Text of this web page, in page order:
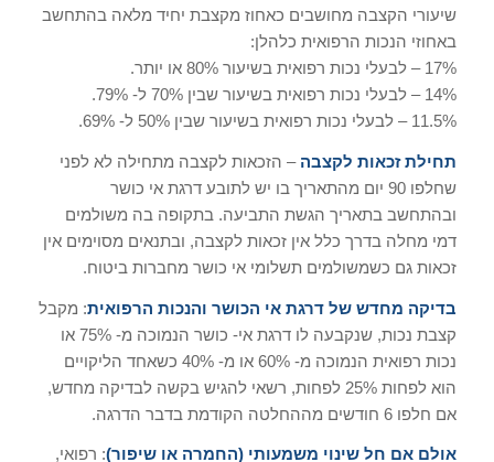
שיעורי הקצבה מחושבים כאחוז מקצבת יחיד מלאה בהתחשב
באחוזי הנכות הרפואית כלהלן:
17% – לבעלי נכות רפואית בשיעור 80% או יותר.
14% – לבעלי נכות רפואית בשיעור שבין 70% ל- 79%.
11.5% – לבעלי נכות רפואית בשיעור שבין 50% ל- 69%.
תחילת זכאות לקצבה – הזכאות לקצבה מתחילה לא לפני
שחלפו 90 יום מהתאריך בו יש לתובע דרגת אי כושר
ובהתחשב בתאריך הגשת התביעה. בתקופה בה משולמים
דמי מחלה בדרך כלל אין זכאות לקצבה, ובתנאים מסוימים אין
זכאות גם כשמשולמים תשלומי אי כושר מחברות ביטוח.
בדיקה מחדש של דרגת אי הכושר והנכות הרפואית: מקבל
קצבת נכות, שנקבעה לו דרגת אי- כושר הנמוכה מ- 75% או
נכות רפואית הנמוכה מ- 60% או מ- 40% כשאחד הליקויים
הוא לפחות 25% לפחות, רשאי להגיש בקשה לבדיקה מחדש,
אם חלפו 6 חודשים מההחלטה הקודמת בדבר הדרגה.
אולם אם חל שינוי משמעותי (החמרה או שיפור): רפואי,